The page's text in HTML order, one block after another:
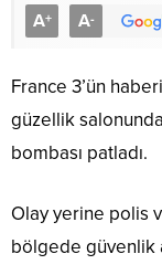
A+ A-
France 3’ün
güzellik
bombası patladı.
Olay yerine polis
bölgede güvenlik